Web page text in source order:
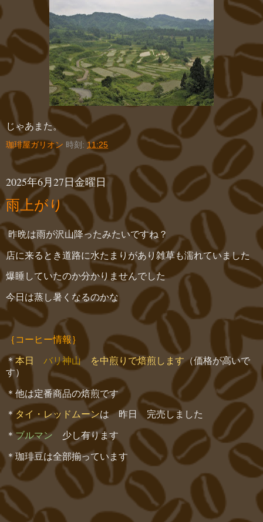
じゃあまた。
珈琲屋ガリオン 時刻: 11:25
2025年6月27日金曜日
雨上がり
昨晩は雨が沢山降ったみたいですね？
店に来るとき道路に水たまりがあり雑草も濡れていました
爆睡していたのか分かりませんでした
今日は蒸し暑くなるのかな
｛コーヒー情報｝
＊本日 バリ神山を中煎りで焙煎します（価格が高いで
す）
＊他は定番商品の焙煎です
＊ タイ・レッドムーンは 昨日 完売しました
＊ブルマン 少し有ります
＊珈琲豆は全部揃っています